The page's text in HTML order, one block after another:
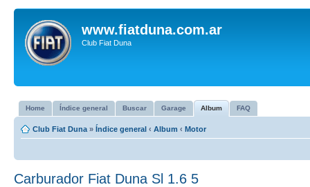
www.fiatduna.com.ar
Club Fiat Duna
Home Índice general Buscar Garage Album FAQ
Club Fiat Duna » Índice general ‹ Album ‹ Motor
Carburador Fiat Duna Sl 1.6 5